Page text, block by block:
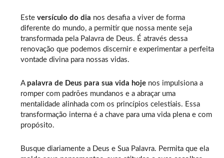
Este versículo do dia nos desafia a viver de forma
diferente do mundo, a permitir que nossa mente seja
transformada pela Palavra de Deus. É através dessa
renovação que podemos discernir e experimentar a perfeita
vontade divina para nossas vidas.
A palavra de Deus para sua vida hoje nos impulsiona a
romper com padrões mundanos e a abraçar uma
mentalidade alinhada com os princípios celestiais. Essa
transformação interna é a chave para uma vida plena e com
propósito.
Busque diariamente a Deus e Sua Palavra. Permita que ela